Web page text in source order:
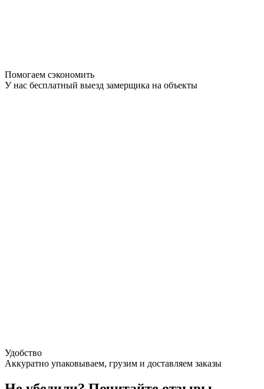
Помогаем сэкономить
У нас бесплатный выезд замерщика на объекты
Удобство
Аккуратно упаковываем, грузим и доставляем заказы